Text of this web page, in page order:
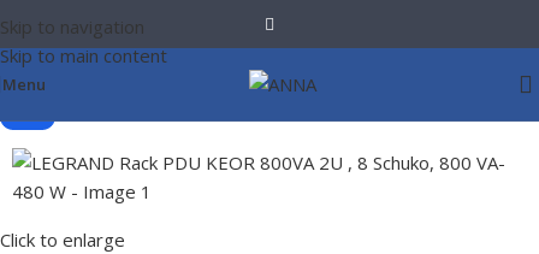
Skip to navigation
Skip to main content
Menu
Click to enlarge